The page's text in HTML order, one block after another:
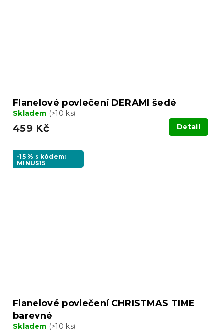
Flanelové povlečení DERAMI šedé
Skladem (>10 ks)
459 Kč Detail
-15 % s kódem:
MINUS15
Flanelové povlečení CHRISTMAS TIME
barevné
Skladem (>10 ks)